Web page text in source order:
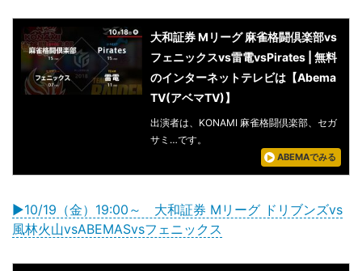
大和証券 Mリーグ 麻雀格闘倶楽部vs
フェニックスvs雷電vsPirates | 無料
のインターネットテレビは【Abema
TV(アベマTV)】
出演者は、KONAMI 麻雀格闘倶楽部、セガ
サミ…です。
ABEMAでみる
▶10/19（金）19:00～ 大和証券 Mリーグ ドリブンズvs
風林火山vsABEMASvsフェニックス